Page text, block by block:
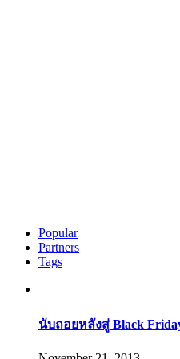
Popular
Partners
Tags
นับถอยหลังสู่ Black